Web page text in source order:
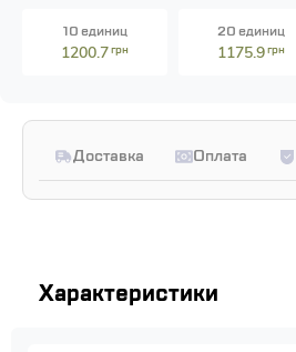
10 единиц
1200.7грн
20 единиц
1175.9грн
Доставка Оплата
Характеристики